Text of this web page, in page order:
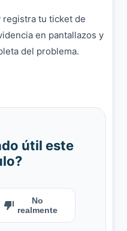
registra tu ticket de
en pantallazos y
del problema.
útil este
No
realmente